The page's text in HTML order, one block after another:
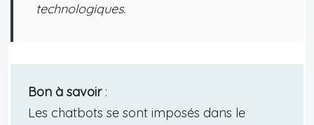
technologiques.
Bon à savoir:
Les chatbots se sont imposés dans le